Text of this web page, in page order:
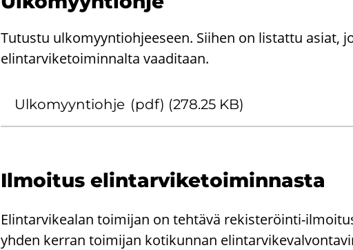
Tutustu ulkomyyntiohjeeseen. Siihen on listattu asiat,
elintarviketoiminnalta vaaditaan.
Ul­ko­myyn­tioh­je (pdf) (278.25 KB)
Il­moi­tus elin­tar­vi­ke­toi­min­nas­ta
Elin­tar­vi­kea­lan toi­mi­jan on teh­tä­vä rekisteröinti-​
yhden ker­ran toi­mi­jan ko­ti­kun­nan